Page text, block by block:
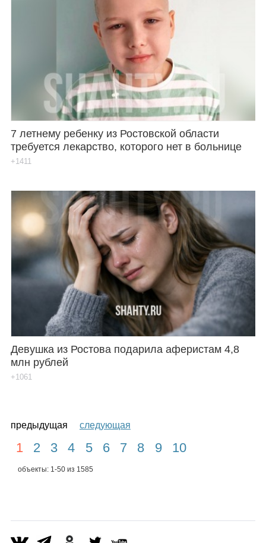
7 летнему ребенку из Ростовской области
требуется лекарство, которого нет в больнице
+1411
Девушка из Ростова подарила аферистам 4,8
млн рублей
+1061
предыдущая следующая
1 2 3 4 5 6 7 8 9 10
объекты: 1-50 из 1585